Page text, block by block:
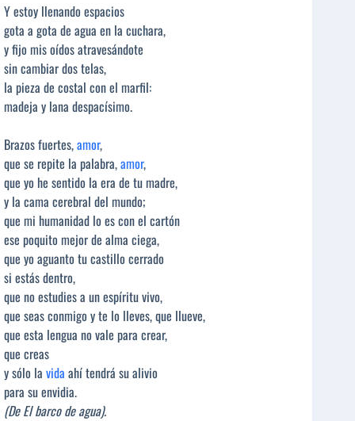
Y estoy llenando espacios
gota a gota de agua en la cuchara,
y fijo mis oídos atravesándote
sin cambiar dos telas,
la pieza de costal con el marfil:
madeja y lana despacísimo.
Brazos fuertes,amor,
que se repite la palabra,amor,
que yo he sentido la era de tu madre,
y la cama cerebral del mundo;
que mi humanidad lo es con el cartón
ese poquito mejor de alma ciega,
que yo aguanto tu castillo cerrado
si estás dentro,
que no estudies a un espíritu vivo,
que seas conmigo y te lo lleves, que llueve,
que esta lengua no vale para crear,
que creas
y sólo la vida ahí tendrá su alivio
para su envidia.
(De El barco de agua).